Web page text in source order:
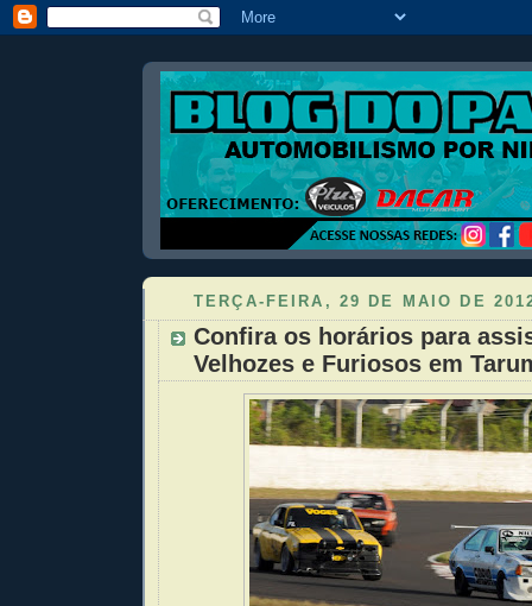
TERÇA-FEIRA, 29 DE MAIO DE
Confira os horários para
Velhozes e Furiosos em